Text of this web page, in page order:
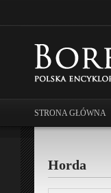
STRONA GŁÓWNA
Horda